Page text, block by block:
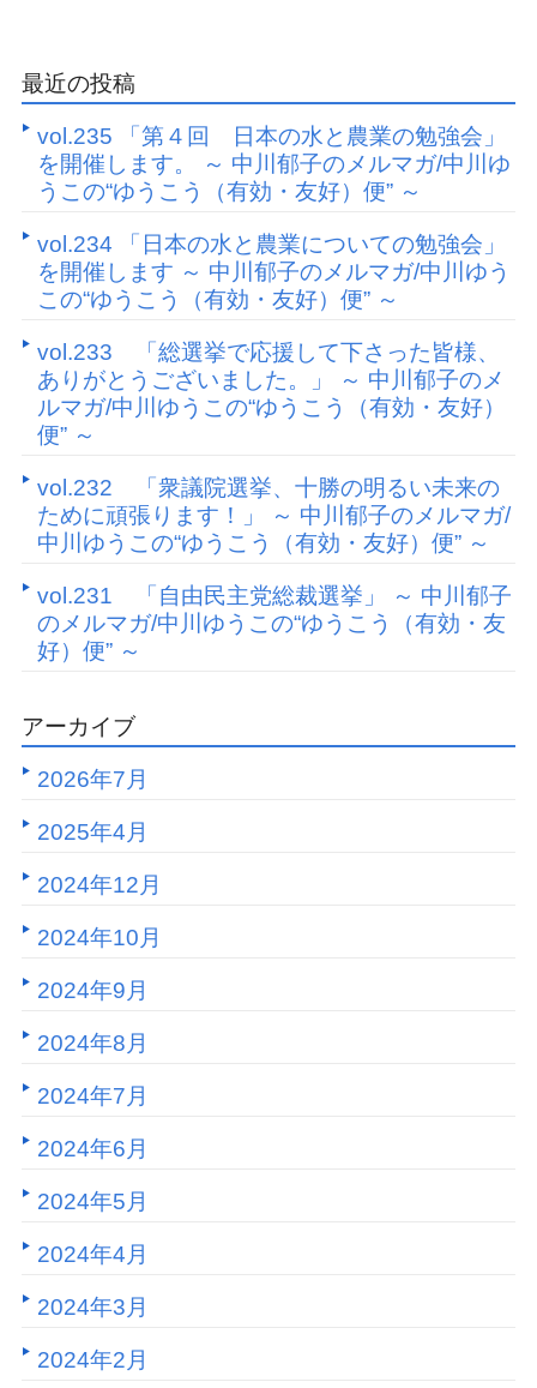
最近の投稿
vol.235 「第４回 日本の水と農業の勉強会」
を開催します。 ～ 中川郁子のメルマガ/中川ゆ
うこの“ゆうこう（有効・友好）便” ～
vol.234 「日本の水と農業についての勉強会」
を開催します ～ 中川郁子のメルマガ/中川ゆう
この“ゆうこう（有効・友好）便” ～
vol.233 「総選挙で応援して下さった皆様、
ありがとうございました。」 ～ 中川郁子のメ
ルマガ/中川ゆうこの“ゆうこう（有効・友好）
便” ～
vol.232 「衆議院選挙、十勝の明るい未来の
ために頑張ります！」 ～ 中川郁子のメルマガ/
中川ゆうこの“ゆうこう（有効・友好）便” ～
vol.231 「自由民主党総裁選挙」 ～ 中川郁子
のメルマガ/中川ゆうこの“ゆうこう（有効・友
好）便” ～
アーカイブ
2026年7月
2025年4月
2024年12月
2024年10月
2024年9月
2024年8月
2024年7月
2024年6月
2024年5月
2024年4月
2024年3月
2024年2月